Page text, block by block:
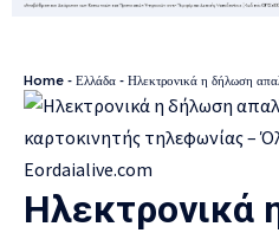
Home - Ελλάδα - Ηλεκτρονικά η δήλωση απαλλαγής
Ηλεκτρονικά